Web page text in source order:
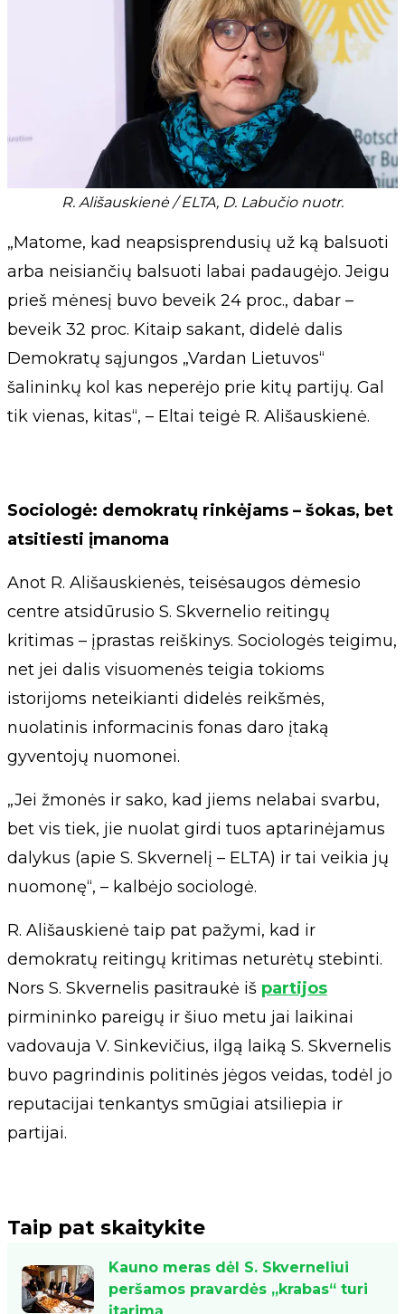
R. Ališauskienė / ELTA, D. Labučio nuotr.
„Matome, kad neapsisprendusių už ką balsuoti
arba neisiančių balsuoti labai padaugėjo. Jeigu
prieš mėnesį buvo beveik 24 proc., dabar –
beveik 32 proc. Kitaip sakant, didelė dalis
Demokratų sąjungos „Vardan Lietuvos“
šalininkų kol kas neperėjo prie kitų partijų. Gal
tik vienas, kitas“, – Eltai teigė R. Ališauskienė.
Sociologė: demokratų rinkėjams – šokas, bet
atsitiesti įmanoma
Anot R. Ališauskienės, teisėsaugos dėmesio
centre atsidūrusio S. Skvernelio reitingų
kritimas – įprastas reiškinys. Sociologės teigimu,
net jei dalis visuomenės teigia tokioms
istorijoms neteikianti didelės reikšmės,
nuolatinis informacinis fonas daro įtaką
gyventojų nuomonei.
„Jei žmonės ir sako, kad jiems nelabai svarbu,
bet vis tiek, jie nuolat girdi tuos aptarinėjamus
dalykus (apie S. Skvernelį – ELTA) ir tai veikia jų
nuomonę“, – kalbėjo sociologė.
R. Ališauskienė taip pat pažymi, kad ir
demokratų reitingų kritimas neturėtų stebinti.
Nors S. Skvernelis pasitraukė iš partijos
pirmininko pareigų ir šiuo metu jai laikinai
vadovauja V. Sinkevičius, ilgą laiką S. Skvernelis
buvo pagrindinis politinės jėgos veidas, todėl jo
reputacijai tenkantys smūgiai atsiliepia ir
partijai.
Taip pat skaitykite
Kauno meras dėl S. Skverneliui
peršamos pravardės „krabas“ turi